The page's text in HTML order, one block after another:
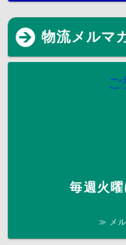
物流メルマ
毎週火
≫ メル